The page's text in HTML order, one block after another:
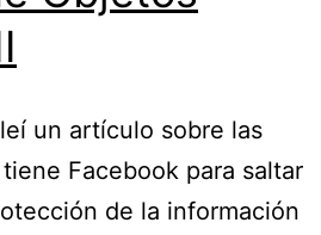
un artículo sobre las
Facebook para saltar
de la información